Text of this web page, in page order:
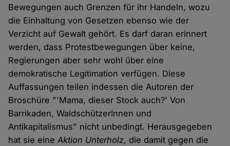
Bewegungen auch Grenzen für ihr Handeln, wozu
die Einhaltung von Gesetzen ebenso wie der
Verzicht auf Gewalt gehört. Es darf daran erinnert
werden, dass Protestbewegungen über keine,
Regierungen aber sehr wohl über eine
demokratische Legitimation verfügen. Diese
Auffassungen teilen indessen die Autoren der
Broschüre "'Mama, dieser Stock auch?' Von
Barrikaden, WaldschützerInnen und
Antikapitalismus" nicht unbedingt. Herausgegeben
hat sie eineAktion Unterholz, die damit gegen die